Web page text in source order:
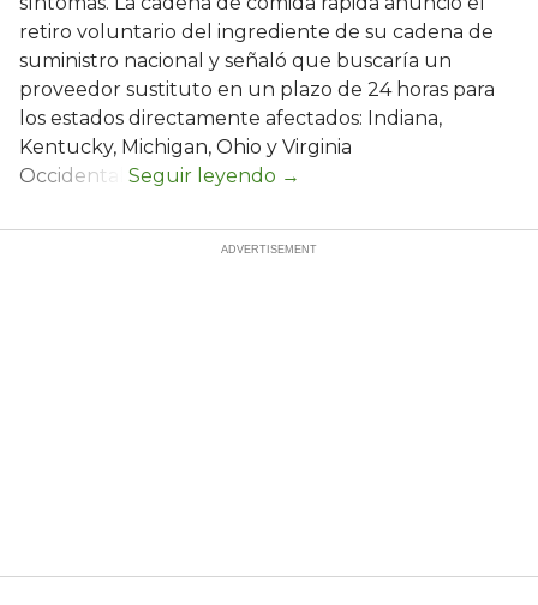
retiro voluntario del ingrediente de su cadena de
suministro nacional y señaló que buscaría un
proveedor sustituto en un plazo de 24 horas para
los estados directamente afectados: Indiana,
Kentucky, Michigan, Ohio y Virginia
Occidental.